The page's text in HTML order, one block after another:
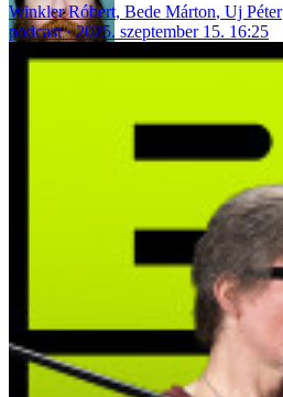
Winkler Róbert, Bede Márton, Uj Péter
podcast
2025. szeptember 15. 16:25